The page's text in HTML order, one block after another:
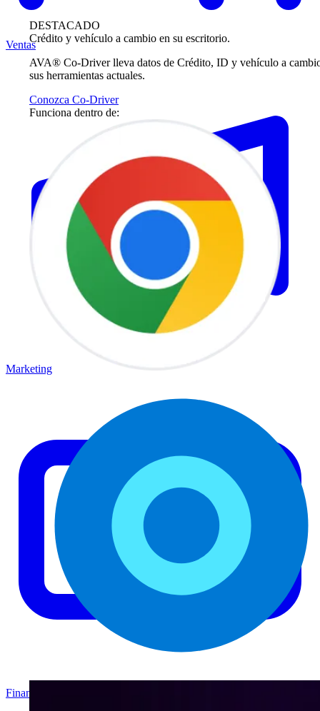
DESTACADO
Crédito y vehículo a cambio en su escritorio.
AVA® Co-Driver lleva datos de Crédito, ID y vehículo a
sus herramientas actuales.
Conozca Co-Driver
Funciona dentro de:
Ventas
Marketing
Finanzas